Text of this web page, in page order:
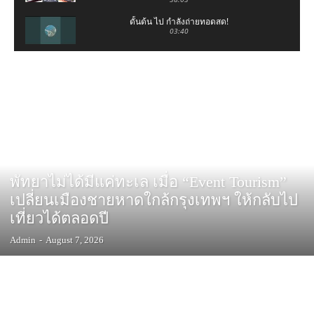
ดั้นด้น ไป กำลังถ่ายทอดสด!
03:40
พัทยาไม่ได้มีแค่ทะเล เมื่อ “Event Tourism”
เปลี่ยนเมืองชายหาดใกล้กรุงเทพฯ ให้กลับไป
เที่ยวได้ตลอดปี
Admin - August 7, 2026